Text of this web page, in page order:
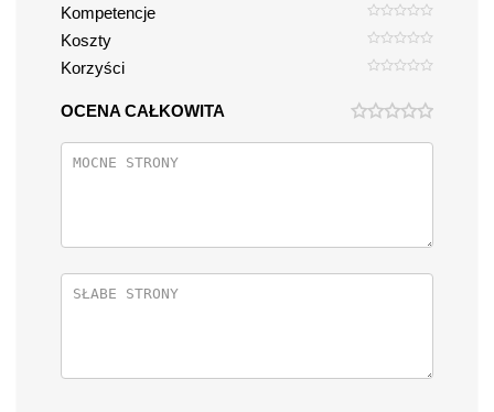
Kompetencje
Koszty
Korzyści
OCENA CAŁKOWITA